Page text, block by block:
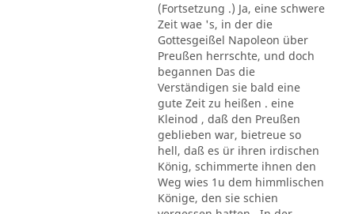
(Fortsetzung .) Ja, eine schwere
Zeit wae 's, in der die
Gottesgeißel Napoleon über
Preußen herrschte, und doch
begannen Das die
Verständigen sie bald eine
gute Zeit zu heißen . eine
Kleinod , daß den Preußen
geblieben war, bietreue so
hell, daß es ür ihren irdischen
König, schimmerte ihnen den
Weg wies 1u dem himmlischen
Könige, den sie schien